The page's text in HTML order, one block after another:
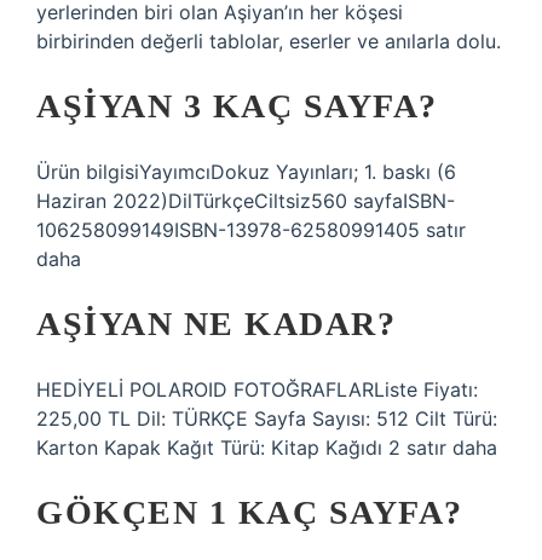
yerlerinden biri olan Aşiyan’ın her köşesi
birbirinden değerli tablolar, eserler ve anılarla dolu.
AŞIYAN 3 KAÇ SAYFA?
Ürün bilgisiYayımcı‎Dokuz Yayınları; 1. baskı (6
Haziran 2022)Dil‎TürkçeCiltsiz‎560 sayfaISBN-
10‎6258099149ISBN-13‎978-62580991405 satır
daha
AŞIYAN NE KADAR?
HEDİYELİ POLAROID FOTOĞRAFLARListe Fiyatı:
225,00 TL Dil: TÜRKÇE Sayfa Sayısı: 512 Cilt Türü:
Karton Kapak Kağıt Türü: Kitap Kağıdı 2 satır daha
GÖKÇEN 1 KAÇ SAYFA?